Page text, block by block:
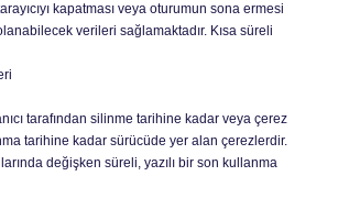
kapatması veya oturumun sona ermesi
verileri sağlamaktadır. Kısa süreli
tarafından silinme tarihine kadar veya çerez
tarihine kadar sürücüde yer alan çerezlerdir.
değişken süreli, yazılı bir son kullanma